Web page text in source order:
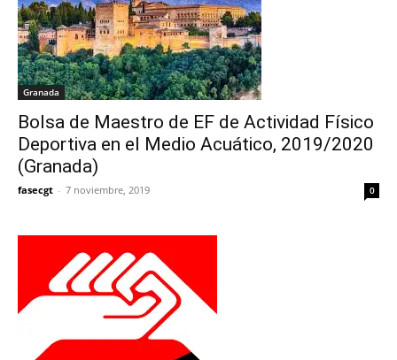
Granada
Bolsa de Maestro de EF de Actividad Físico
Deportiva en el Medio Acuático, 2019/2020
(Granada)
fasecgt - 7 noviembre, 2019 0